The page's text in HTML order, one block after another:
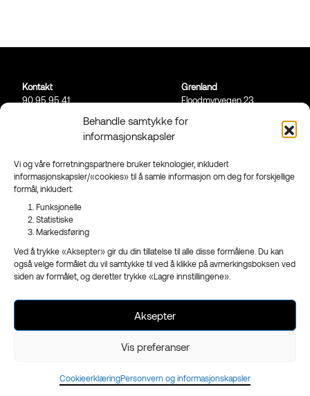
Behandle samtykke for
informasjonskapsler
Vi og våre forretningspartnere bruker teknologier, inkludert
informasjonskapsler/«cookies» til å samle informasjon om deg for forskjellige
formål, inkludert:
Funksjonelle
Statistiske
Markedsføring
Ved å trykke «Aksepter» gir du din tillatelse til alle disse formålene. Du kan
også velge formålet du vil samtykke til ved å klikke på avmerkingsboksen ved
siden av formålet, og deretter trykke «Lagre innstillingene».
Aksepter
Vis preferanser
CookieerklæringPersonvern og informasjonskapsler
Kontakt
90 95 95 41
Grenland
Floodmyrvegen 23,
3223 Sandefjord
- en del avReklameservice